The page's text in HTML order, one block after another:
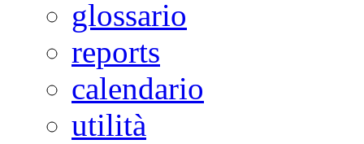
glossario
reports
calendario
utilità